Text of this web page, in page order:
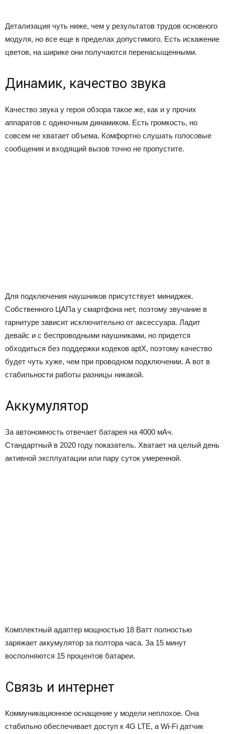
Детализация чуть ниже, чем у результатов трудов основного
модуля, но все еще в пределах допустимого. Есть искажение
цветов, на ширике они получаются перенасыщенными.
Динамик, качество звука
Качество звука у героя обзора такое же, как и у прочих
аппаратов с одиночным динамиком. Есть громкость, но
совсем не хватает объема. Комфортно слушать голосовые
сообщения и входящий вызов точно не пропустите.
Для подключения наушников присутствует миниджек.
Собственного ЦАПа у смартфона нет, поэтому звучание в
гарнитуре зависит исключительно от аксессуара. Ладит
девайс и с беспроводными наушниками, но придется
обходиться без поддержки кодеков aptX, поэтому качество
будет чуть хуже, чем при проводном подключении. А вот в
стабильности работы разницы никакой.
Аккумулятор
За автономность отвечает батарея на 4000 мАч.
Стандартный в 2020 году показатель. Хватает на целый день
активной эксплуатации или пару суток умеренной.
Комплектный адаптер мощностью 18 Ватт полностью
заряжает аккумулятор за полтора часа. За 15 минут
восполняются 15 процентов батареи.
Связь и интернет
Коммуникационное оснащение у модели неплохое. Она
стабильно обеспечивает доступ к 4G LTE, а Wi-Fi датчик